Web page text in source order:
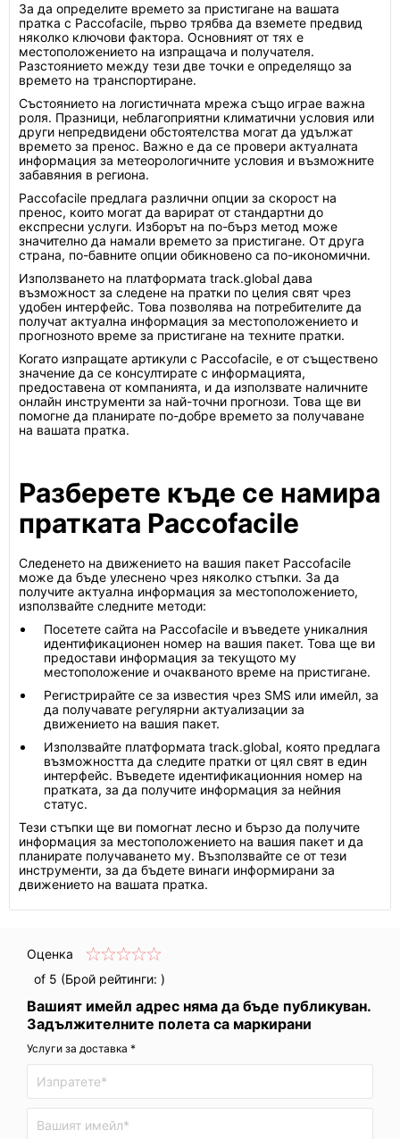
За да определите времето за пристигане на вашата
пратка с Paccofacile, първо трябва да вземете предвид
няколко ключови фактора. Основният от тях е
местоположението на изпращача и получателя.
Разстоянието между тези две точки е определящо за
времето на транспортиране.
Състоянието на логистичната мрежа също играе важна
роля. Празници, неблагоприятни климатични условия или
други непредвидени обстоятелства могат да удължат
времето за пренос. Важно е да се провери актуалната
информация за метеорологичните условия и възможните
забавяния в региона.
Paccofacile предлага различни опции за скорост на
пренос, които могат да варират от стандартни до
експресни услуги. Изборът на по-бърз метод може
значително да намали времето за пристигане. От друга
страна, по-бавните опции обикновено са по-икономични.
Използването на платформата track.global дава
възможност за следене на пратки по целия свят чрез
удобен интерфейс. Това позволява на потребителите да
получат актуална информация за местоположението и
прогнозното време за пристигане на техните пратки.
Когато изпращате артикули с Paccofacile, е от съществено
значение да се консултирате с информацията,
предоставена от компанията, и да използвате наличните
онлайн инструменти за най-точни прогнози. Това ще ви
помогне да планирате по-добре времето за получаване
на вашата пратка.
Разберете къде се намира
пратката Paccofacile
Следенето на движението на вашия пакет Paccofacile
може да бъде улеснено чрез няколко стъпки. За да
получите актуална информация за местоположението,
използвайте следните методи:
Посетете сайта на Paccofacile и въведете уникалния
идентификационен номер на вашия пакет. Това ще ви
предостави информация за текущото му
местоположение и очакваното време на пристигане.
Регистрирайте се за известия чрез SMS или имейл, за
да получавате регулярни актуализации за
движението на вашия пакет.
Използвайте платформата track.global, която предлага
възможността да следите пратки от цял свят в един
интерфейс. Въведете идентификационния номер на
пратката, за да получите информация за нейния
статус.
Тези стъпки ще ви помогнат лесно и бързо да получите
информация за местоположението на вашия пакет и да
планирате получаването му. Възползвайте се от тези
инструменти, за да бъдете винаги информирани за
движението на вашата пратка.
Оценка
of 5 (Брой рейтинги: )
Вашият имейл адрес няма да бъде публикуван.
Задължителните полета са маркирани
Услуги за доставка *